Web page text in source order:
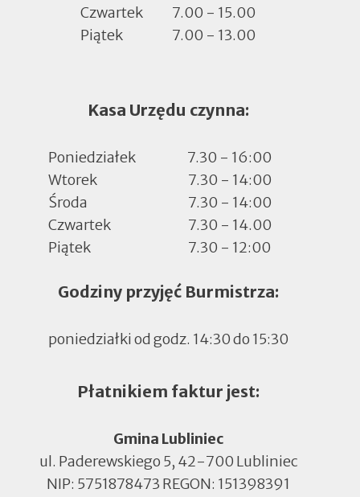
Czwartek
7.00 - 15.00
Piątek
7.00 - 13.00
Kasa Urzędu czynna:
Poniedziałek
7.30 - 16:00
Wtorek
7.30 - 14:00
Środa
7.30 - 14:00
Czwartek
7.30 - 14.00
Piątek
7.30 - 12:00
Godziny przyjęć Burmistrza:
poniedziałki od godz. 14:30 do 15:30
Płatnikiem faktur jest:
Gmina Lubliniec
ul. Paderewskiego 5, 42-700 Lubliniec
NIP: 5751878473 REGON: 151398391